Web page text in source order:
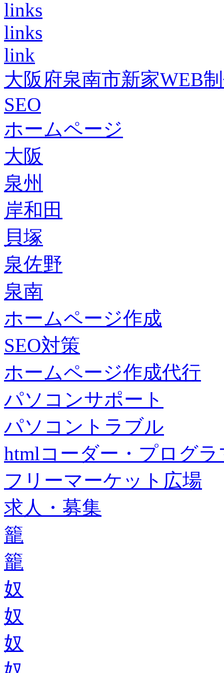
links
links
link
大阪府泉南市新家WEB
SEO
ホームページ
大阪
泉州
岸和田
貝塚
泉佐野
泉南
ホームページ作成
SEO対策
ホームページ作成代行
パソコンサポート
パソコントラブル
htmlコーダー・プログラ
フリーマーケット広場
求人・募集
籠
籠
奴
奴
奴